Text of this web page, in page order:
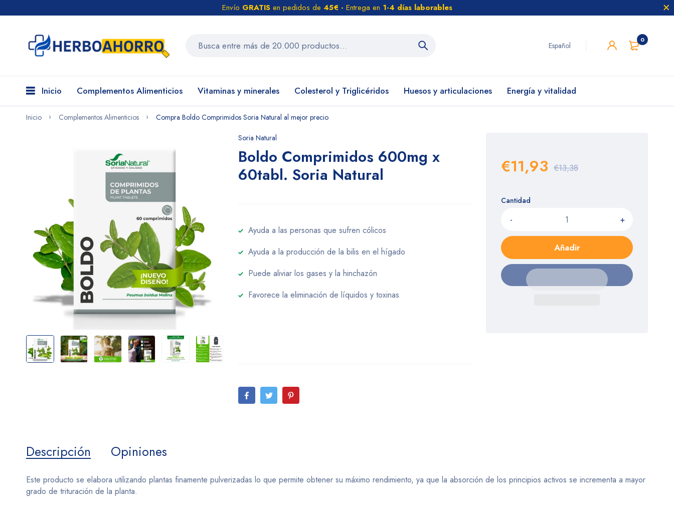
Envío GRATIS en pedidos de 45€ - Entrega en 1-4 días laborables
Español
0
Inicio Complementos Alimenticios Vitaminas y minerales Colesterol y Triglicéridos Huesos y articulaciones Energía y vitalidad
Inicio Complementos Alimenticios Compra Boldo Comprimidos Soria Natural al mejor precio
Soria Natural
Boldo Comprimidos 600mg x
60tabl. Soria Natural
Ayuda a las personas que sufren cólicos
Ayuda a la producción de la bilis en el hígado
Puede aliviar los gases y la hinchazón
Favorece la eliminación de líquidos y toxinas
€11,93 €13,38
Cantidad
- +
Añadir
Descripción Opiniones
Este producto se elabora utilizando plantas finamente pulverizadas lo que permite obtener su máximo rendimiento, ya que la absorción de los principios activos se incrementa a mayor
grado de trituración de la planta.